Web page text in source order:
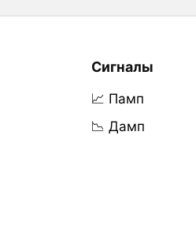
Сигналы
📈 Памп
📉 Дамп